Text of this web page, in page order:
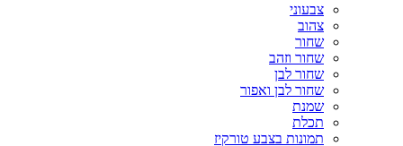
צבעוני
צהוב
שחור
שחור וזהב
שחור לבן
שחור לבן ואפור
שמנת
תכלת
תמונות בצבע טורקיז